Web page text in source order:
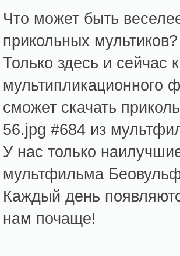
Что может быть
прикольных мультиков?
Только здесь и сейчас
мультипликационного
сможет скачать
56.jpg #684 из
У нас только
мультфильма
Каждый день
нам почаще!